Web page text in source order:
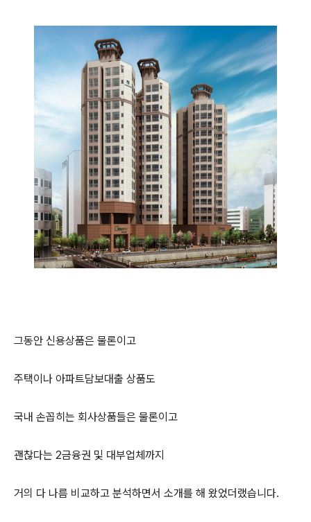
그동안 신용상품은 물론이고
주택이나 아파트담보대출 상품도
국내 손꼽히는 회사상품들은 물론이고
괜찮다는 2금융권 및 대부업체까지
거의 다 나름 비교하고 분석하면서 소개를 해 왔었더랬습니다.